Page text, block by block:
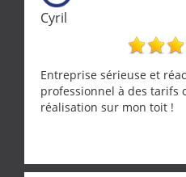
Cyril
Entreprise sérieuse et
professionnel à des tarifs
réalisation sur mon toit !